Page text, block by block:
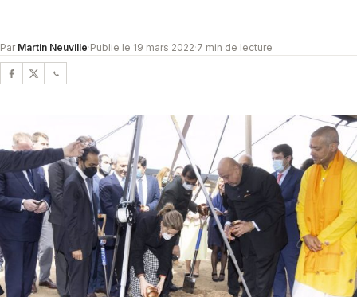
Par Martin Neuville·Publie le 19 mars 2022·7 min de lecture